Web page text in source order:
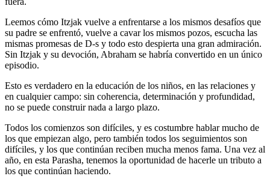
Leemos cómo Itzjak vuelve a enfrentarse a los mismos desafíos que
su padre se enfrentó, vuelve a cavar los mismos pozos, escucha las
mismas promesas de D-s y todo esto despierta una gran admiración.
Sin Itzjak y su devoción, Abraham se habría convertido en un único
episodio.
Esto es verdadero en la educación de los niños, en las relaciones y
en cualquier campo: sin coherencia, determinación y profundidad,
no se puede construir nada a largo plazo.
Todos los comienzos son difíciles, y es costumbre hablar mucho de
los que empiezan algo, pero también todos los seguimientos son
difíciles, y los que continúan reciben mucha menos fama. Una vez al
año, en esta Parasha, tenemos la oportunidad de hacerle un tributo a
los que continúan haciendo.